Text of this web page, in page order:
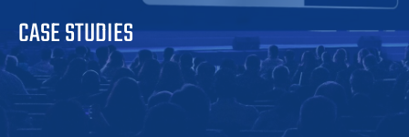
CASE STUDIES